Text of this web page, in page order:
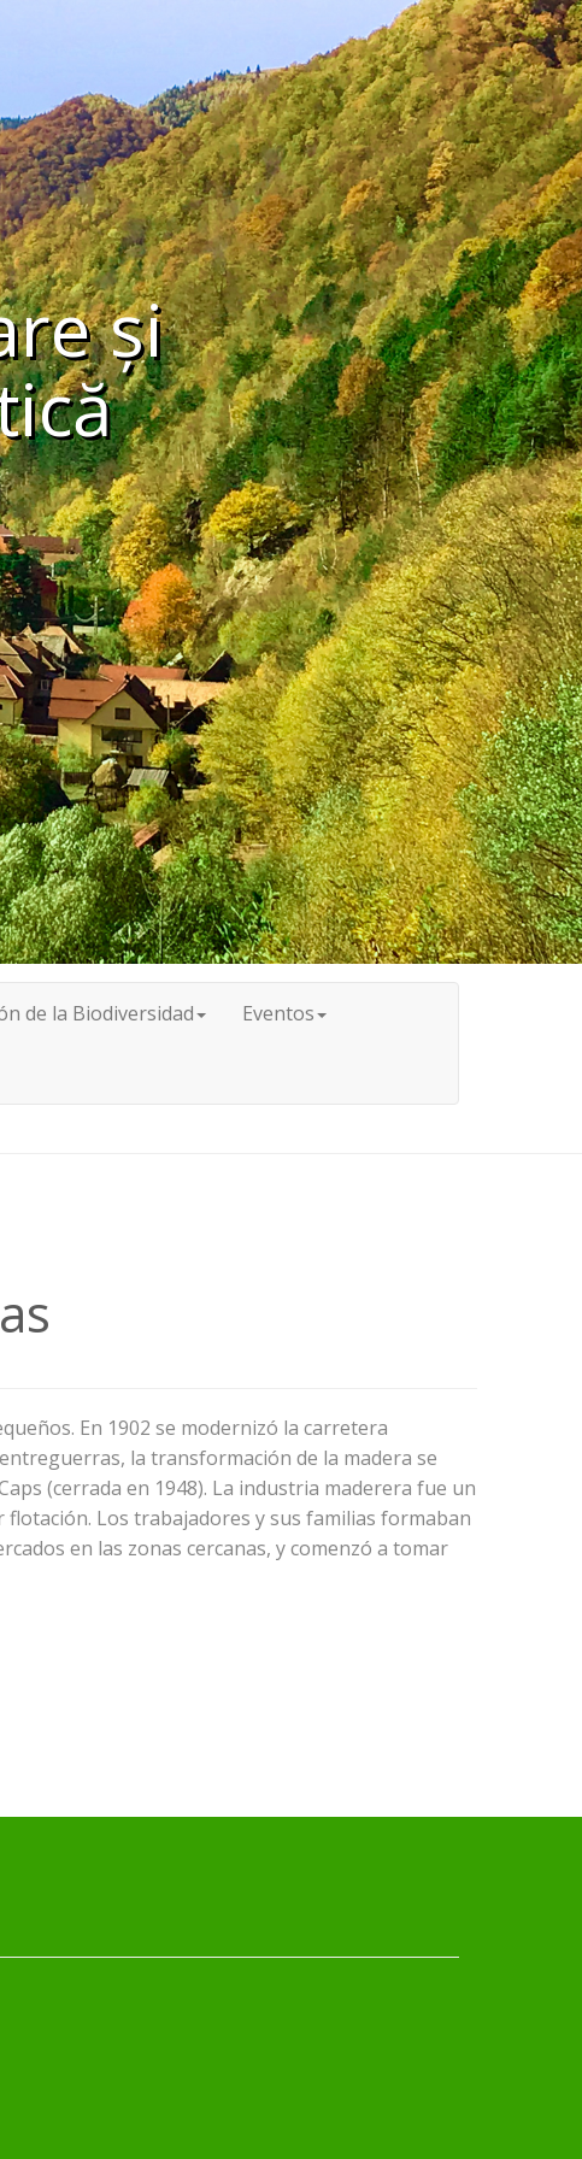
și
de la Biodiversidad Eventos
En 1902 se modernizó la carretera
la transformación de la madera se
(cerrada en 1948). La industria maderera fue un
Los trabajadores y sus familias formaban
en las zonas cercanas, y comenzó a tomar